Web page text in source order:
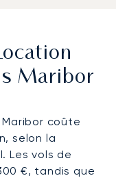
à vos
détail pour
tout au long
rapide afin
retraite bien-
Habakuk.
est le
Maribor
coûte
selon la
Les vols de
€, tandis que